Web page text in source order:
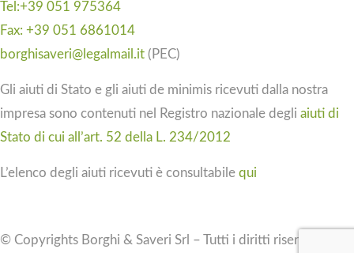
Tel:+39 051 975364
Fax: +39 051 6861014
borghisaveri@legalmail.it (PEC)
Gli aiuti di Stato e gli aiuti de minimis ricevuti dalla nostra
impresa sono contenuti nel Registro nazionale degli aiuti di
Stato di cui all’art. 52 della L. 234/2012
L’elenco degli aiuti ricevuti è consultabile qui
© Copyrights Borghi & Saveri Srl – Tutti i diritti riservati